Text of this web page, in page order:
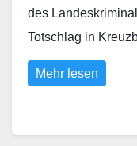
des
Totschlag in
Mehr lesen